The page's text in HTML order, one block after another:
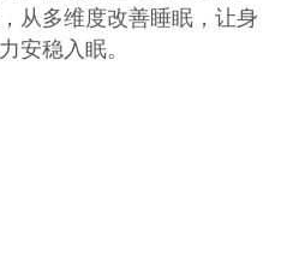
从多维度改善睡眠，让身
安稳入眠。